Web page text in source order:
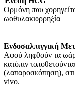
Ορμόνη που
ωοθυλακιορρηξία
Ενδοσαλπιγγική
Αφού ληφθούν τα
κατόπιν
(λαπαροσκόπηση),
vivo.